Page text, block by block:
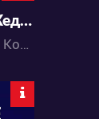
Бивис и Батт-Хед 9 сезон
Мультфильмы / Комедия / Повседневность